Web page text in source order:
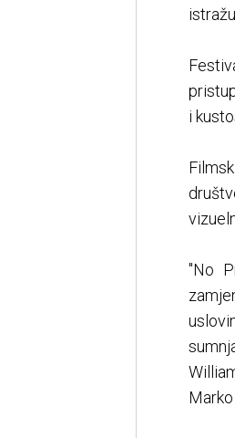
i
"No